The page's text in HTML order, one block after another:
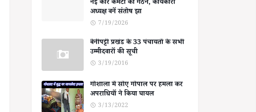
नई कोर कमेटी का गठन, कार्यकारी
अध्यक्ष बनें संतोष झा
7/19/2026
बेनीपट्टी प्रखंड के 33 पंचायतों के सभी
उम्मीदवारों की सूची
3/19/2016
गोशाला में सोए गोपाल पर हमला कर
अपराधियों ने किया घायल
3/13/2022